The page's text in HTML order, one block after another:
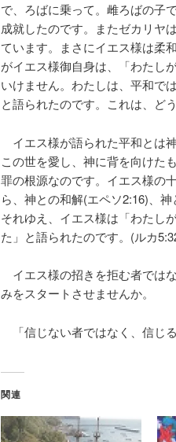
で、ろばに乗って。雌ろばの子
成就したのです。またゼカリヤ
ています。まさにイエス様は柔
がイエス様御自身は、「わたし
いけません。わたしは、平和で
と語られたのです。これは、ど
イエス様が語られた平和とは
この世を愛し、神に背を向けた
罪の根源なのです。イエス様の
ら、神との和解(エペソ2:16)、
それゆえ、イエス様は「わたし
た」と語られたのです。(ルカ
イエス様の招きを拒む者では
みをスタートさせませんか。
「信じない者ではなく、信じ
関連